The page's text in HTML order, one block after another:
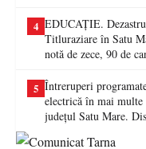
4 EDUCAȚIE.
Titluraziare în Satu
notă de zece, 90 de
5 Întreruperi
electrică în mai
județul Satu Mare.